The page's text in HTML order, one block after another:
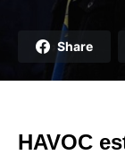
Share
HAVOC